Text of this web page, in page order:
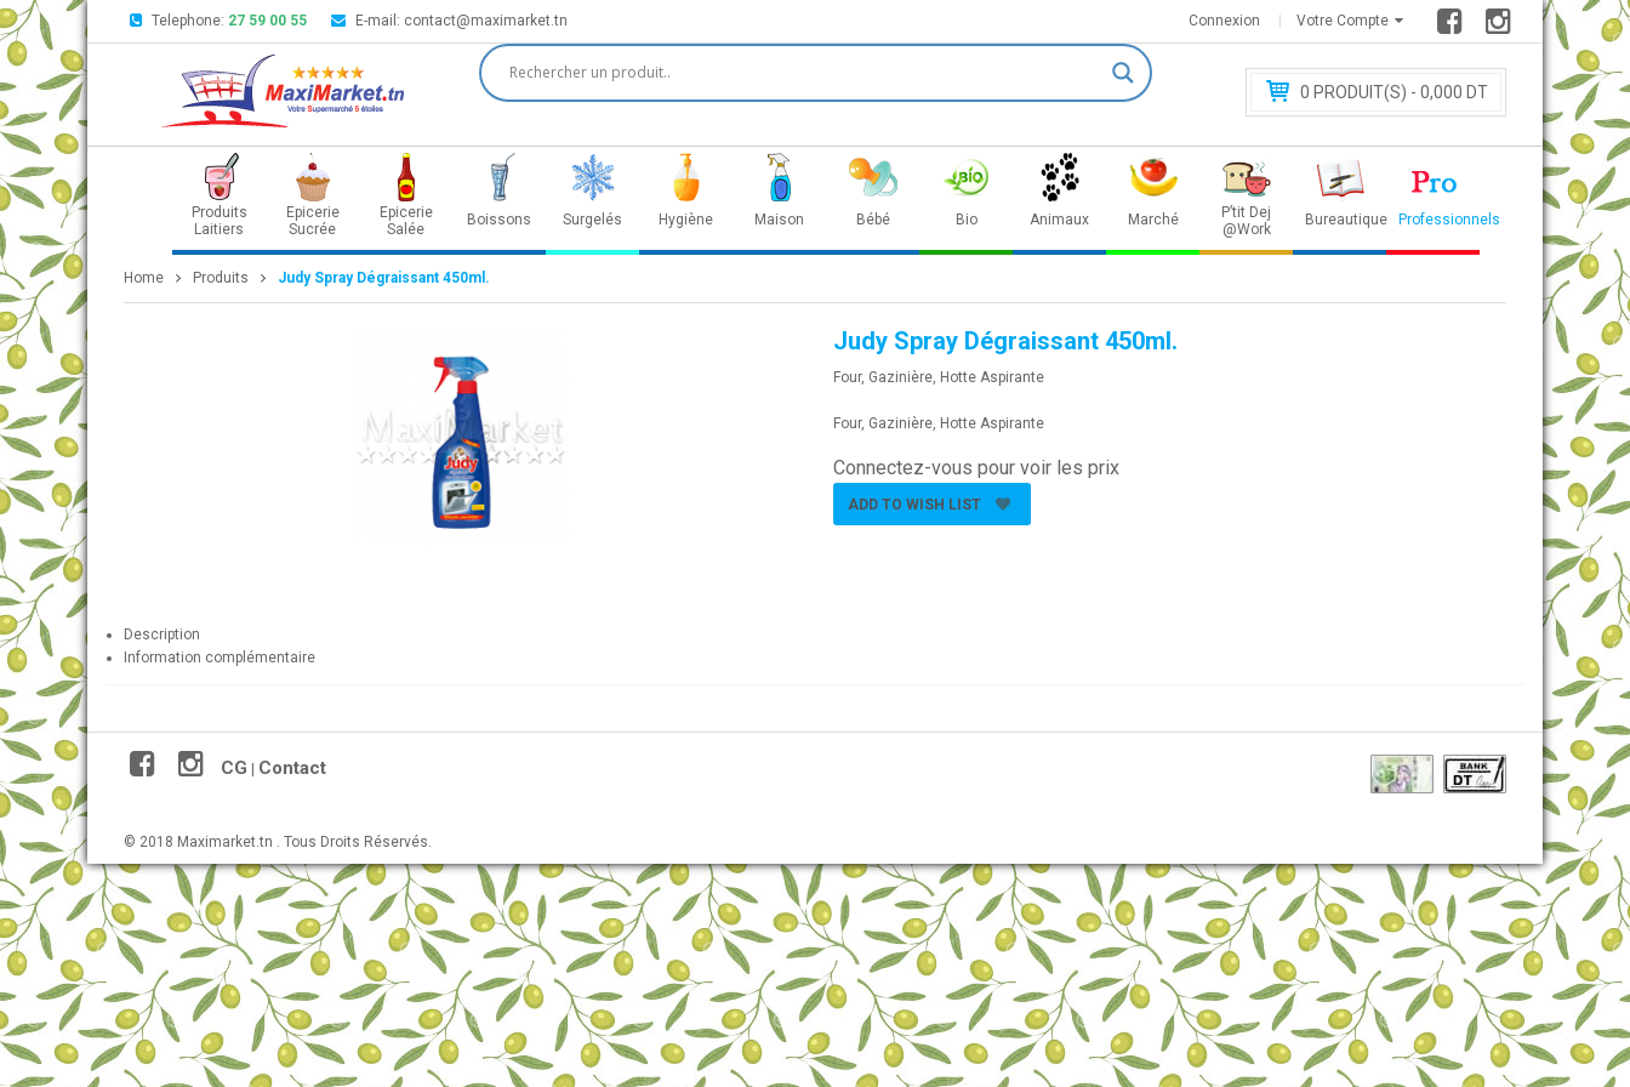
Telephone: 27 59 00 55 E-mail: contact@maximarket.tn Votre Compte
Connexion
0 PRODUIT(S) - 0,000 DT
Produits
Laitiers
Epicerie
Sucrée
Epicerie
Salée
Boissons Surgelés Hygiène Maison Bébé Bio Animaux Marché
P’tit Dej
@Work
Bureautique Professionnels
Home Produits Judy Spray Dégraissant 450ml.
Judy Spray Dégraissant 450ml.
Four, Gazinière, Hotte Aspirante
Four, Gazinière, Hotte Aspirante
Connectez-vous pour voir les prix
ADD TO WISH LIST
Description
Information complémentaire
CG Contact
© 2018 Maximarket.tn . Tous Droits Réservés.